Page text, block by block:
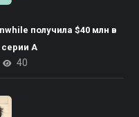
получила $40 млн в
А
40